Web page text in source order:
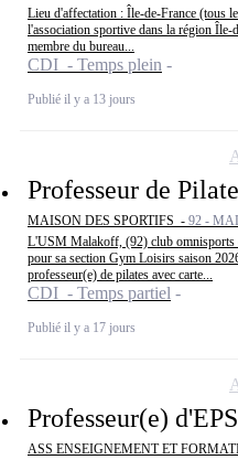
Lieu d'affectation : Île-de-France (tous
l'association sportive dans la région Île-
membre du bureau...
CDI - Temps plein
Publié il y a 13 jours
Professeur de
MAISON DES SPORTIFS - 92 -
L'USM Malakoff, (92) club omnisports
pour sa section Gym Loisirs saison
professeur(e) de pilates avec carte...
CDI - Temps partiel
Publié il y a 17 jours
Professeur(e)
ASS ENSEIGNEMENT ET